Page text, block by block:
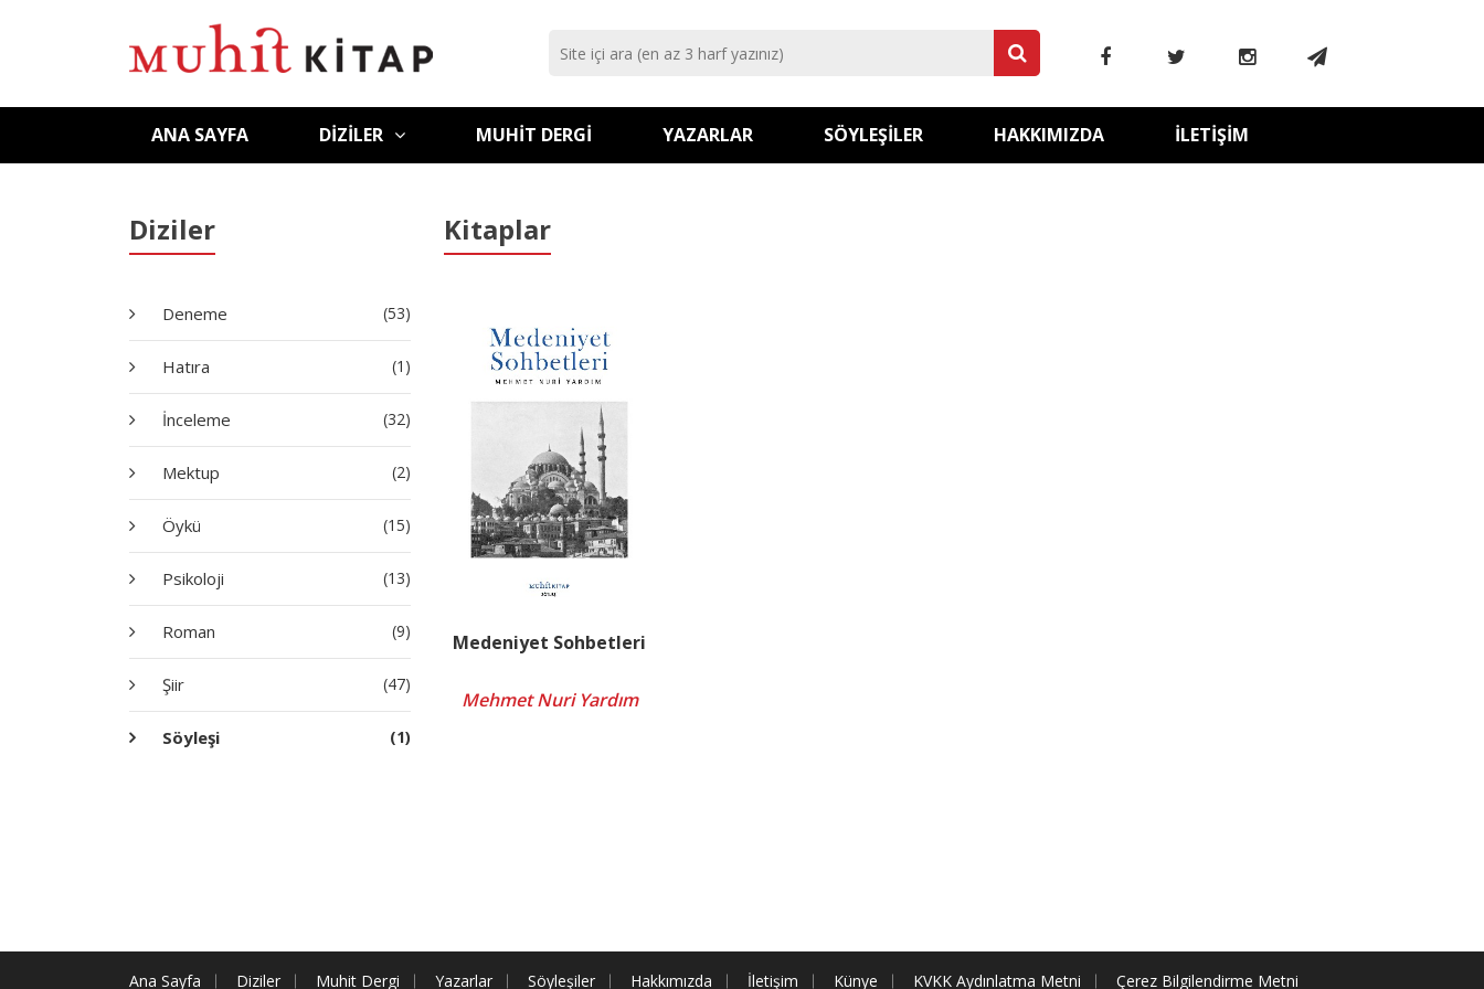
ANA SAYFA DIZILER MUHIT DERGI YAZARLAR SÖYLEŞILER HAKKIMIZDA İLETIŞIM
Diziler
Deneme (53)
Hatıra (1)
İnceleme (32)
Mektup (2)
Öykü (15)
Psikoloji (13)
Roman (9)
Şiir (47)
Söyleşi (1)
Kitaplar
Medeniyet Sohbetleri
Mehmet Nuri Yardım
Ana Sayfa Diziler Muhit Dergi Yazarlar Söyleşiler Hakkımızda İletişim Künye KVKK Aydınlatma Metni Çerez Bilgilendirme Metni